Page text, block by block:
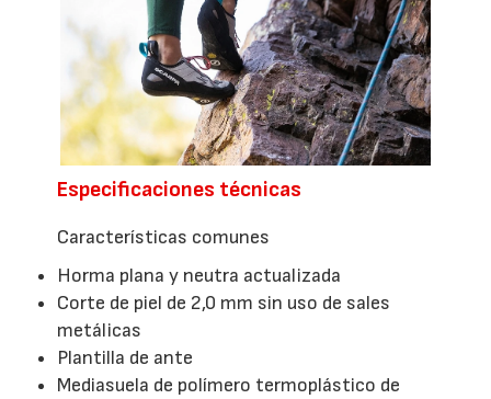
Especificaciones técnicas
Características comunes
Horma plana y neutra actualizada
Corte de piel de 2,0 mm sin uso de sales
metálicas
Plantilla de ante
Mediasuela de polímero termoplástico de